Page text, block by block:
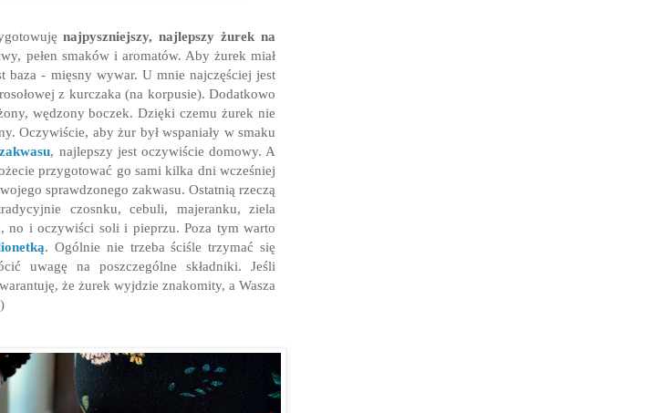
najpyszniejszy, najlepszy żurek na
pełen smaków i aromatów. Aby żurek miał
baza - mięsny wywar. U mnie najczęściej jest
z kurczaka (na korpusie). Dodatkowo
wędzony boczek. Dzięki czemu żurek nie
Oczywiście, aby żur był wspaniały w smaku
, najlepszy jest oczywiście domowy. A
przygotować go sami kilka dni wcześniej
sprawdzonego zakwasu. Ostatnią rzeczą
czosnku, cebuli, majeranku, ziela
no i oczywiści soli i pieprzu. Poza tym warto
. Ogólnie nie trzeba ściśle trzymać się
uwagę na poszczególne składniki. Jeśli
że żurek wyjdzie znakomity, a Wasza